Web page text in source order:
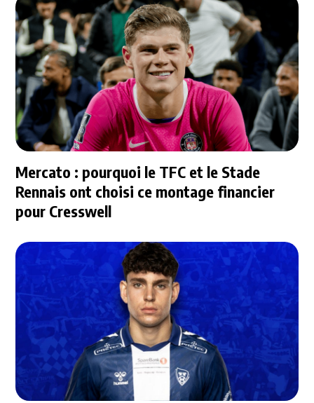
Mercato : pourquoi le TFC et le Stade
Rennais ont choisi ce montage financier
pour Cresswell